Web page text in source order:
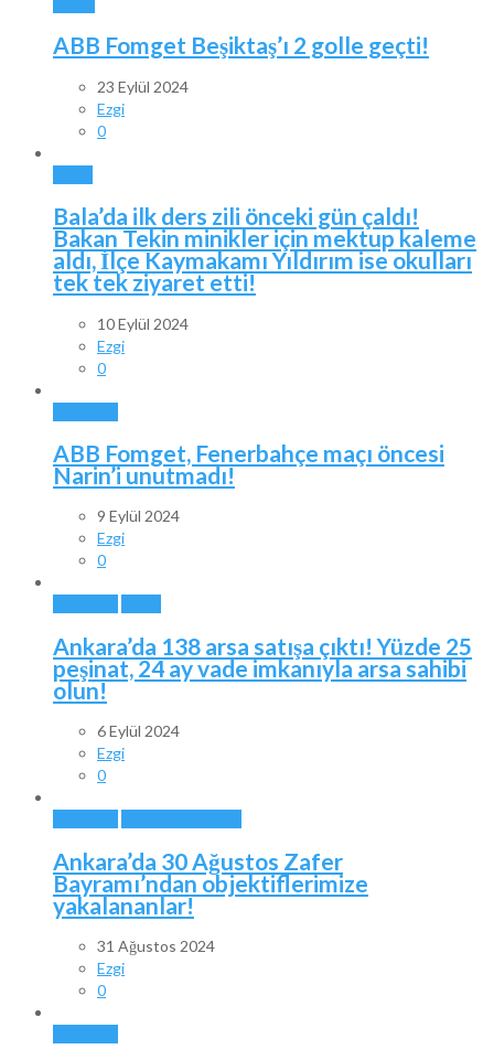
ABB Fomget Beşiktaş’ı 2 golle geçti!
23 Eylül 2024
Ezgi
0
Bala’da ilk ders zili önceki gün çaldı!
Bakan Tekin minikler için mektup kaleme
aldı, İlçe Kaymakamı Yıldırım ise okulları
tek tek ziyaret etti!
10 Eylül 2024
Ezgi
0
ABB Fomget, Fenerbahçe maçı öncesi
Narin’i unutmadı!
9 Eylül 2024
Ezgi
0
Ankara’da 138 arsa satışa çıktı! Yüzde 25
peşinat, 24 ay vade imkanıyla arsa sahibi
olun!
6 Eylül 2024
Ezgi
0
Ankara’da 30 Ağustos Zafer
Bayramı’ndan objektiflerimize
yakalananlar!
31 Ağustos 2024
Ezgi
0